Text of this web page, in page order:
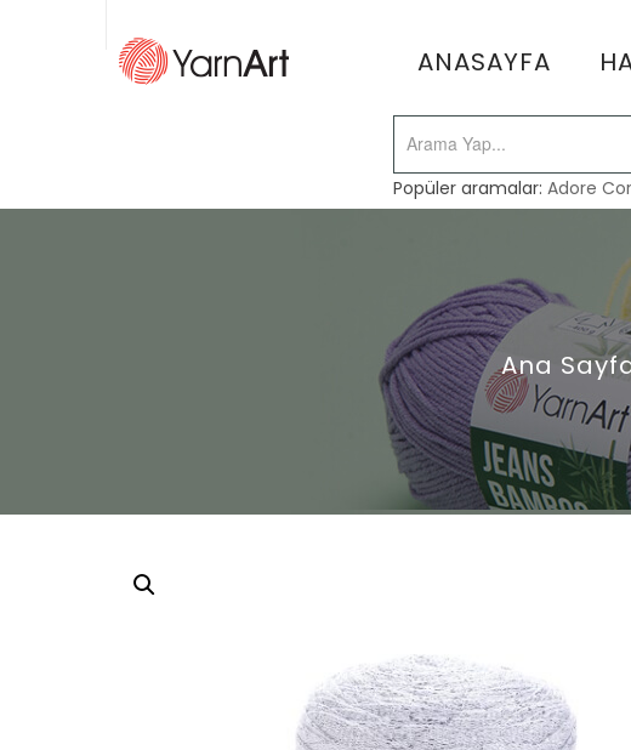
ANASAYFA
Popüler aramalar:Adore
Ana